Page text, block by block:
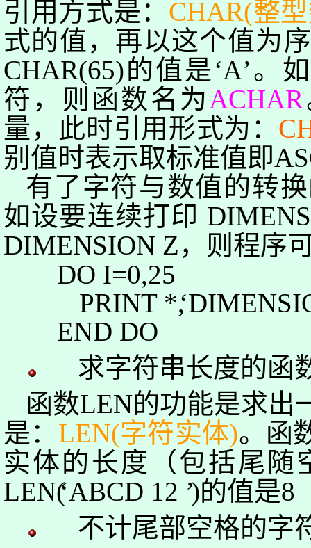
引用方式是： CHAR(整
式的值，再以这个值为
CHAR(65)的值是‘A’。
符，则函数名为ACHAR
量，此时引用形式为：
别值时表示取标准值即
有了字符与数值的转
如设要连续打印
DIMENSION Z，则程序
DO I=0,25
PRINT *‘
END DO
求字符串长度的函
函数LEN的功能是求出
是： LEN(字符实体)。函
实体的长度（包括尾随
LEN(‘ABCD 12 ’)的值是8
不计尾部空格的字